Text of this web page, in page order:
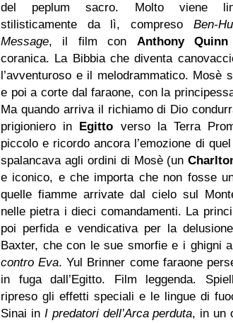
del peplum sacro. Molto viene
stilisticamente da lì, compreso Ben-
Message, il film con Anthony Quinn
coranica. La Bibbia che diventa
l’avventuroso e il melodrammatico. Mosè
e poi a corte dal faraone, con la
Ma quando arriva il richiamo di Dio
prigioniero in Egitto verso la Terra
piccolo e ricordo ancora l’emozione di
spalancava agli ordini di Mosè (un
e iconico, e che importa che non fosse
quelle fiamme arrivate dal cielo sul
nelle pietra i dieci comandamenti. La
poi perfida e vendicativa per la
Baxter, che con le sue smorfie e i ghigni
contro Eva. Yul Brinner come faraone
in fuga dall’Egitto. Film leggenda.
ripreso gli effetti speciali e le lingue di
Sinai in I predatori dell’Arca perduta, in un